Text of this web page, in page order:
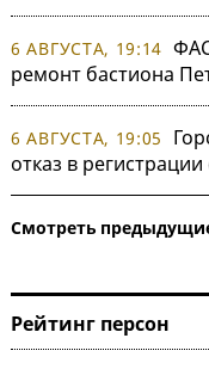
6 АВГУСТА, 19:14
ремонт бастиона
6 АВГУСТА, 19:05
отказ в
Смотреть